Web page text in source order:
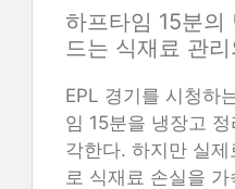
하프타임 15분의
드는 식재료 관
EPL 경기를 시청하
임 15분을 냉장고
각한다. 하지만 실
로 식재료 손실을